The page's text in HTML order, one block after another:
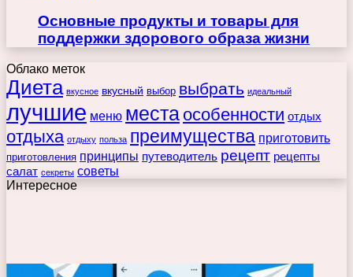
Основные продукты и товары для
поддержки здорового образа жизни
Облако меток
Диета вкусное вкусный выбор выбрать идеальный
лучшие меню места особенности отдых
отдыха отдыху польза преимущества приготовить
приготовления принципы путеводитель рецепт рецепты
салат секреты советы
Интересное